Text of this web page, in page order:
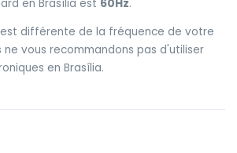
en Brasília est 60Hz.
différente de la fréquence de votre
ne vous recommandons pas d'utiliser
en Brasília.